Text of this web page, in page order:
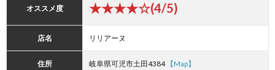
オススメ度 ★★★★☆(4/5)
店名 リリアーヌ
住所 岐阜県可児市土田4384 【Map】